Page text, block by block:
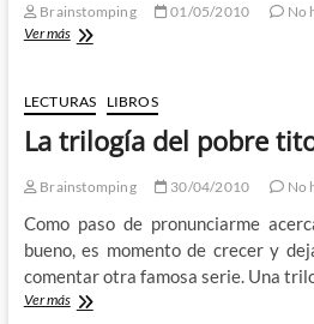
Brainstomping 01/05/2010
No
Ver másMarea
LECTURAS LIBROS
La trilogía del pobre
Brainstomping 30/04/2010 No
Como paso de pronunciarme
bueno, es momento de crecer y
comentar otra famosa serie. Una
Ver másLa